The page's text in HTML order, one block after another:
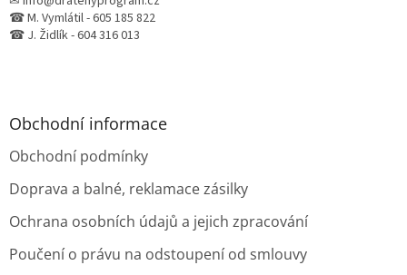
☎ M. Vymlátil - 605 185 822
☎ J. Židlík - 604 316 013
Obchodní informace
Obchodní podmínky
Doprava a balné, reklamace zásilky
Ochrana osobních údajů a jejich zpracování
Poučení o právu na odstoupení od smlouvy